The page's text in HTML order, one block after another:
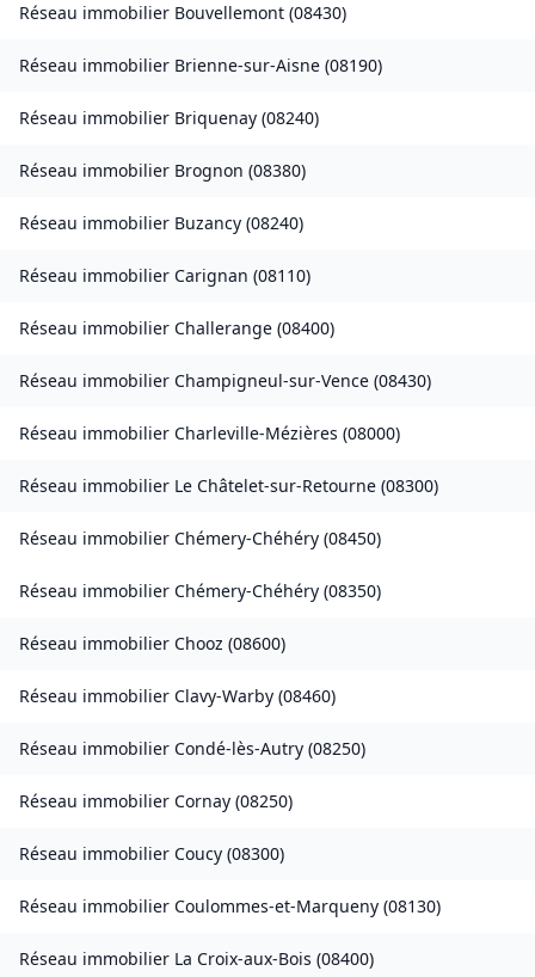
Réseau immobilier Bouvellemont (08430)
Réseau immobilier Brienne-sur-Aisne (08190)
Réseau immobilier Briquenay (08240)
Réseau immobilier Brognon (08380)
Réseau immobilier Buzancy (08240)
Réseau immobilier Carignan (08110)
Réseau immobilier Challerange (08400)
Réseau immobilier Champigneul-sur-Vence (08430)
Réseau immobilier Charleville-Mézières (08000)
Réseau immobilier Le Châtelet-sur-Retourne (08300)
Réseau immobilier Chémery-Chéhéry (08450)
Réseau immobilier Chémery-Chéhéry (08350)
Réseau immobilier Chooz (08600)
Réseau immobilier Clavy-Warby (08460)
Réseau immobilier Condé-lès-Autry (08250)
Réseau immobilier Cornay (08250)
Réseau immobilier Coucy (08300)
Réseau immobilier Coulommes-et-Marqueny (08130)
Réseau immobilier La Croix-aux-Bois (08400)